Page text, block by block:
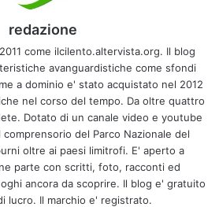
redazione
come ilcilento.altervista.org. Il blog
avanguardistiche come sfondi
a dominio e' stato acquistato nel 2012
nel corso del tempo. Da oltre quattro
Dotato di un canale video e youtube
del Parco Nazionale del
oltre ai paesi limitrofi. E' aperto a
parte con scritti, foto, racconti ed
ancora da scoprire. Il blog e' gratuito
lucro. Il marchio e' registrato.